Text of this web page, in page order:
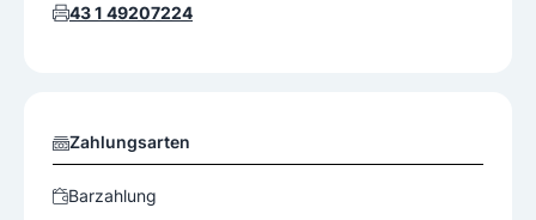
43 1 49207224
Zahlungsarten
Barzahlung